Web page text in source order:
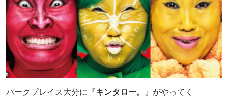
パークプレイス大分に『キンタロー。
』がやってく